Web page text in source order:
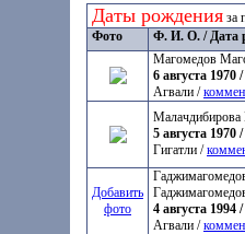
Даты рождения за
Фото
Ф. И. О. / Дата
Магомедов
6 августа 1970
Агвали /
5 августа 1970
Гигатли /
Добавить
фото
4 августа 1994
Агвали /